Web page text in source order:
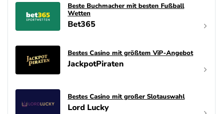
Beste Buchmacher mit besten Fußball
Wetten
Bet365
Bestes Casino mit größtem ViP-Angebot
JackpotPiraten
Bestes Casino mit großer Slotauswahl
Lord Lucky